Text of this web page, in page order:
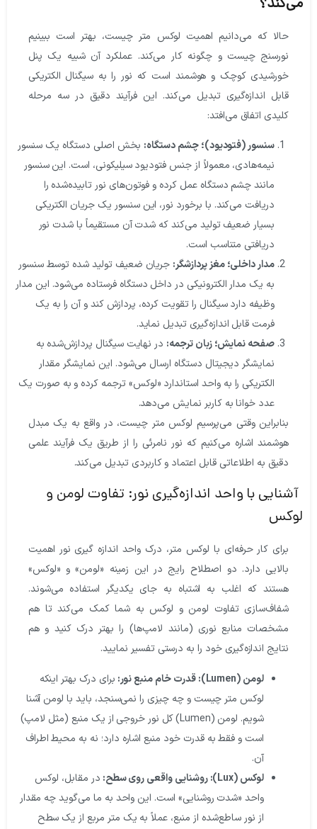
حالا که می‌دانیم اهمیت لوکس متر چیست، بهتر است ببینیم
ورسنج چیست وچگونه کار می‌کند. عملکرد آن شبیه یک پنل
خورشیدی کوچک و هوشمند است که نور را به سیگنال الکتریکی
قابل اندازه‌گیری تبدیل می‌کند. این فرآیند دقیق در سه مرحله
کلیدی اتفاق می‌افتد:
سنسور (فتودیود)؛ چشم دستگاه:بخش اصلی دستگاه یک سنسور
نیمه‌هادی، معمولاً از جنس فتودیود سیلیکونی، است. این سنسور
مانند چشم دستگاه عمل کرده و فوتون‌های نور تابیده‌شده را
دریافت می‌کند. با برخورد نور، این سنسور یک جریان الکتریکی
بسیار ضعیف تولید می‌کند که شدت آن مستقیماً با شدت نور
دریافتی متناسب است.
مدار داخلی؛ مغز پردازشگر:جریان ضعیف تولید شده توسط سنسور
به یک مدار الکترونیکی در داخل دستگاه فرستاده می‌شود. این مدار
وظیفه دارد سیگنال را تقویت کرده، پردازش کند و آن را به یک
فرمت قابل اندازه‌گیری تبدیل نماید.
صفحه نمایش؛ زبان ترجمه:در نهایت سیگنال پردازش‌شده به
نمایشگر دیجیتال دستگاه ارسال می‌شود. این نمایشگر مقدار
الکتریکی را به واحد استاندارد «لوکس» ترجمه کرده و به صورت یک
عدد خوانا به کاربر نمایش می‌دهد.
بنابراین وقتی می‌پرسیم لوکس متر چیست، در واقع به یک مبدل
هوشمند اشاره می‌کنیم که نور نامرئی را از طریق یک فرآیند علمی
دقیق به اطلاعاتی قابل اعتماد و کاربردی تبدیل می‌کند.
با واحد اندازه‌گیری نور: تفاوت لومن و
برای کار حرفه‌ای با لوکس متر، درک واحد اندازه گیری نور اهمیت
بالایی دارد. دو اصطلاح رایج در این زمینه «لومن» و «لوکس»
هستند که اغلب به اشتباه به جای یکدیگر استفاده می‌شوند.
شفاف‌سازی تفاوت لومن و لوکس به شما کمک می‌کند تا هم
مشخصات منابع نوری (مانند لامپ‌ها) را بهتر درک کنید و هم
نتایج اندازه‌گیری خود را به درستی تفسیر نمایید.
لومن (Lumen): قدرت خام منبع نور:
برای درک بهتر اینکه
لوکس متر چیست و چه چیزی را نمی‌سنجد، باید با لومن آشنا
شویم. لومن (Lumen) کل نور خروجی از یک منبع (مثل لامپ)
است و فقط به قدرت خود منبع اشاره دارد؛ نه به محیط اطراف
لوکس (Lux): روشنایی واقعی روی سطح:
در مقابل، لوکس
واحد «شدت روشنایی» است. این واحد به ما می‌گوید چه مقدار
از نور ساطع‌شده از منبع، عملاً به یک متر مربع از یک سطح